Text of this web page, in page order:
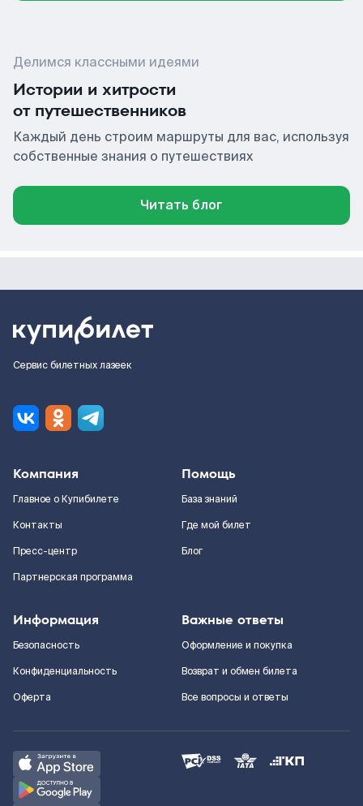
Делимся классными идеями
Истории и хитрости
от путешественников
Каждый день строим маршруты для вас, используя
собственные знания о путешествиях
Читать блог
Сервис билетных лазеек
Компания
Главное о Купибилете
Контакты
Пресс-центр
Партнерская программа
Помощь
База знаний
Где мой билет
Блог
Информация
Безопасность
Конфиденциальность
Оферта
Важные ответы
Оформление и покупка
Возврат и обмен билета
Все вопросы и ответы